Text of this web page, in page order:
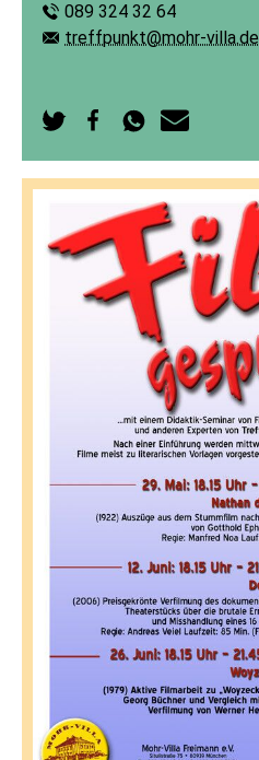
Telefon:
089 324 32 64
E-Mail:
treffpunkt@mohr-villa.de
TwitterFacebookWhatsApp
senden
E-
Mail
senden